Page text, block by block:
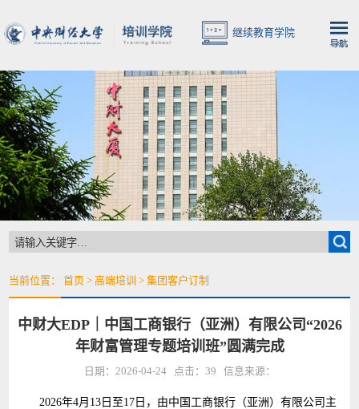
继续教育学院
当前位置： 首页 >高端培训 >集团客户订制
中财大EDP｜中国工商银行（亚洲）有限公司“2026
年财富管理专题培训班”圆满完成
日期：2026-04-24 点击： 39 信息来源：
2026年4月13日至17日，由中国工商银行（亚洲）有限公司主